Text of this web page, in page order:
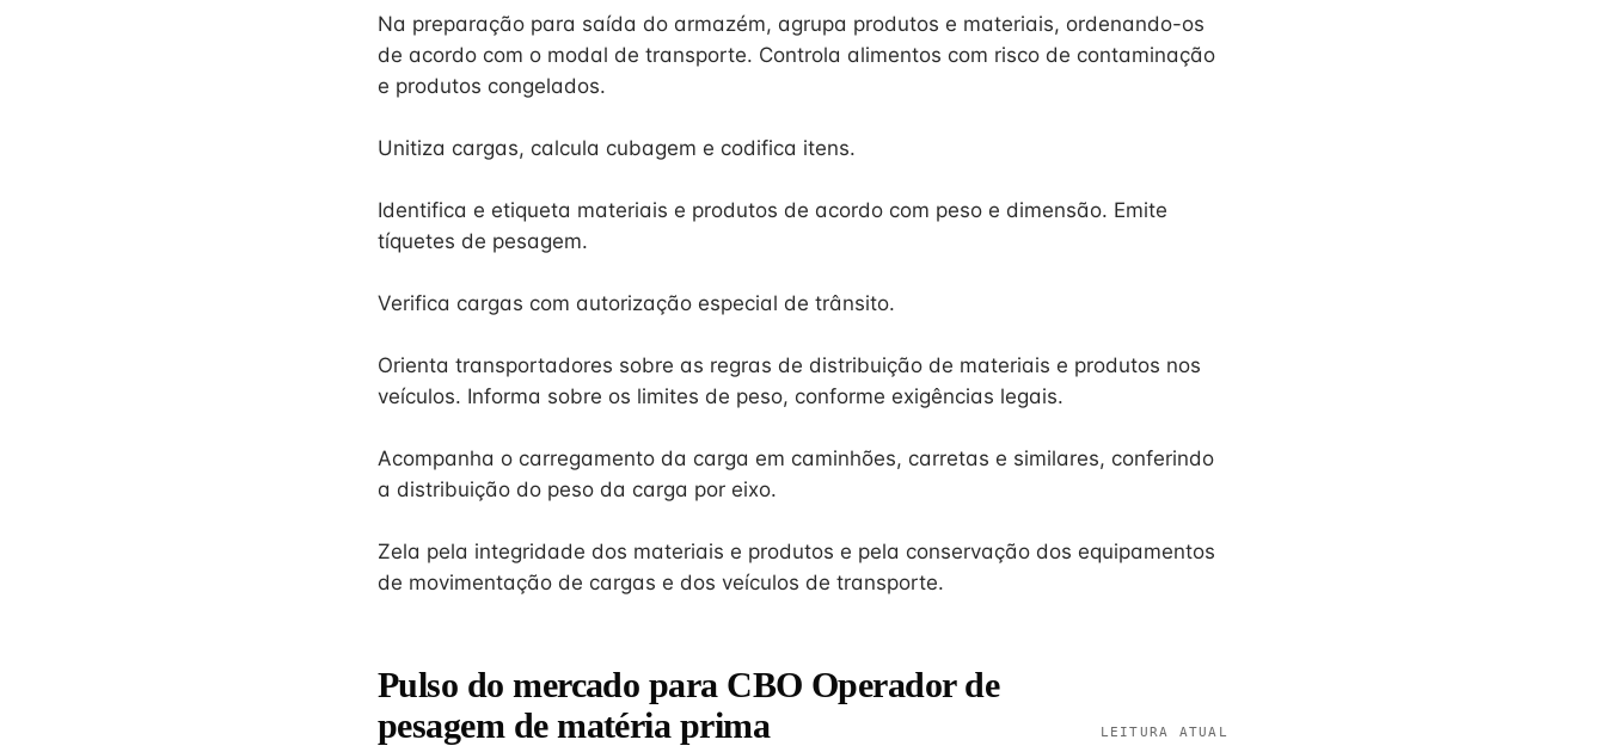
Na preparação para saída do armazém, agrupa produtos e materiais, ordenando-os
de acordo com o modal de transporte. Controla alimentos com risco de contaminação
e produtos congelados.
Unitiza cargas, calcula cubagem e codifica itens.
Identifica e etiqueta materiais e produtos de acordo com peso e dimensão. Emite
tíquetes de pesagem.
Verifica cargas com autorização especial de trânsito.
Orienta transportadores sobre as regras de distribuição de materiais e produtos nos
veículos. Informa sobre os limites de peso, conforme exigências legais.
Acompanha o carregamento da carga em caminhões, carretas e similares, conferindo
a distribuição do peso da carga por eixo.
Zela pela integridade dos materiais e produtos e pela conservação dos equipamentos
de movimentação de cargas e dos veículos de transporte.
Pulso do mercado para CBO Operador de
pesagem de matéria prima
LEITURA ATUAL